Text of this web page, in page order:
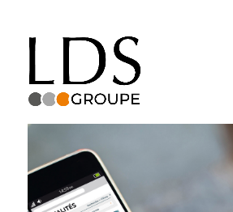
Actualités
Recrutement